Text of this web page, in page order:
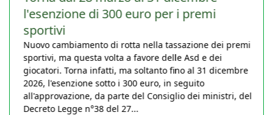
l'esenzione di 300 euro per i premi
sportivi
Nuovo cambiamento di rotta nella tassazione dei premi
sportivi, ma questa volta a favore delle Asd e dei
giocatori. Torna infatti, ma soltanto fino al 31 dicembre
2026, l'esenzione sotto i 300 euro, in seguito
all'approvazione, da parte del Consiglio dei ministri, del
Decreto Legge n°38 del 27...